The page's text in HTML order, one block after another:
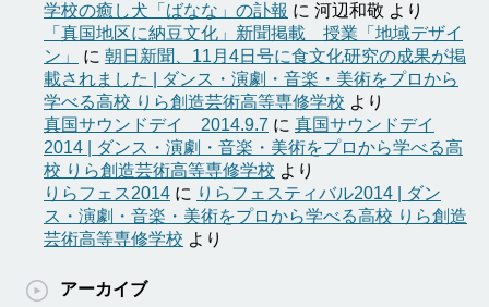
学校の癒し犬「ばなな」の訃報 に 河辺和敬 より
「真国地区に納豆文化」新聞掲載 授業「地域デザイ
ン」
に 朝日新聞、11月4日号に食文化研究の成果が掲
載されました | ダンス・演劇・音楽・美術をプロから
学べる高校 りら創造芸術高等専修学校 より
真国サウンドデイ 2014.9.7 に 真国サウンドデイ
2014 | ダンス・演劇・音楽・美術をプロから学べる高
校 りら創造芸術高等専修学校 より
りらフェス2014 に りらフェスティバル2014 | ダン
ス・演劇・音楽・美術をプロから学べる高校 りら創造
芸術高等専修学校 より
アーカイブ